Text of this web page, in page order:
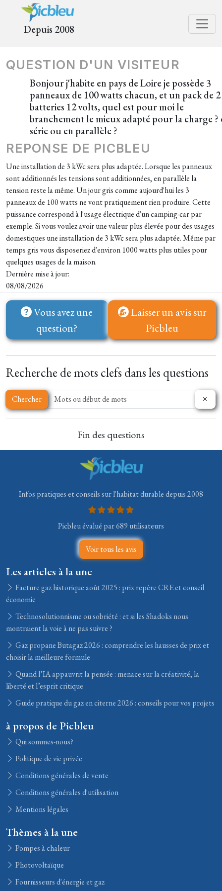
Depuis 2008
QUESTION D'UN VISITEUR
Bonjour j'habite en pays de Loire je possède 3
panneaux de 100 watts chacun, et un pack de 2
batteries 12 volts, quel est pour moi le
branchement le mieux adapté pour la charge ?
série ou en parallèle ?
REPONSE DE PICBLEU
Une installation de 3 kWc sera plus adaptée. Lorsque les panneaux
sont additionnés les tensions sont additionnées, en parallèle la
tension reste la même. Un jour gris comme aujourd'hui les 3
panneaux de 100 watts ne vont pratiquement rien produire. Cette
puissance correspond à l'usage électrique d'un camping-car par
exemple. Si vous voulez avoir une valeur plus élevée pour des usages
domestiques une installation de 3 kWc sera plus adaptée. Même par
temps gris vous disposeriez d'environ 1000 watts plus utiles pour
quelques usages de la maison.
Dernière mise à jour:
08/08/2026
Vous avez une
question?
Laisser un avis sur
Picbleu
Recherche de mots clefs dans les questions
Chercher
Fin des questions
Infos pratiques et conseils sur l'habitat durable depuis 2008
Picbleu évalué par 689 utilisateurs
Voir tous les avis
Les articles à la une
Facture gaz historique août 2025 : prix repère CRE et conseil
économie
Technosolutionnisme ou sobriété : et si les Shadoks nous
montraient la voie à ne pas suivre ?
Gaz propane Butagaz 2026 : comprendre les hausses de prix et
choisir la meilleure formule
Quand l’IA appauvrit la pensée : menace sur la créativité, la
liberté et l’esprit critique
Guide pratique du gaz en citerne 2026 : conseils pour vos projets
à propos de Picbleu
Qui sommes-nous?
Politique de vie privée
Conditions générales de vente
Conditions générales d'utilisation
Mentions légales
Thèmes à la une
Pompes à chaleur
Photovoltaïque
Fournisseurs d'énergie et gaz